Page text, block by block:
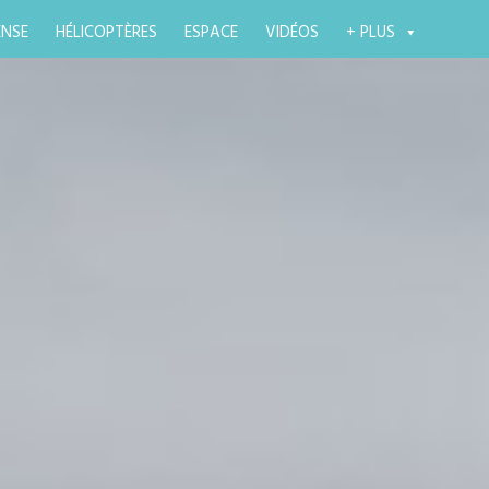
HÉLICOPTÈRES ESPACE VIDÉOS + PLUS